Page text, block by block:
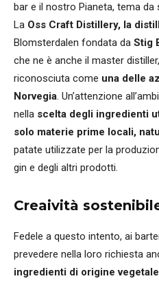
bar e il nostro Pianeta, tema
La Oss Craft Distillery, la
Blomsterdalen fondata da Stig
che ne è anche il master
riconosciuta come una delle
Norvegia. Un’attenzione
nella scelta degli ingredienti
solo materie prime locali,
patate utilizzate per la
gin e degli altri prodotti.
Creaività
Fedele a questo intento, ai
prevedere nella loro richiesta
ingredienti di origine vegetale